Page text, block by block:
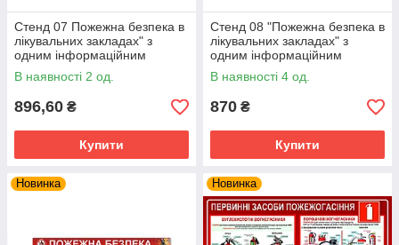
Стенд 07 Пожежна безпека в
лікувальних закладах" з
одним інформаційним
кишенею
В наявності 2 од.
896,60 ₴
Купити
Стенд 08 "Пожежна безпека в
лікувальних закладах" з
одним інформаційним
карманом
В наявності 4 од.
870 ₴
Купити
Новинка Новинка